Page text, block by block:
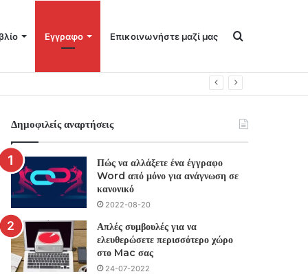
Εγγραφο Επικοινωνήστε μαζί μας Αναζήτηση
Δημοφιλείς αναρτήσεις
Πώς να αλλάξετε ένα έγγραφο
Word από μόνο για ανάγνωση σε
κανονικό
2022-08-20
Απλές συμβουλές για να
ελευθερώσετε περισσότερο χώρο
στο Mac σας
24-07-2022